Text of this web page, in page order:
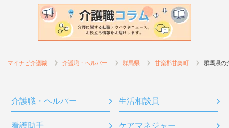
マイナビ介護職 介護職・ヘルパー 群馬県 甘楽郡甘楽町 群馬県の
介護職・ヘルパー 生活相談員
看護助手 ケアマネジャー